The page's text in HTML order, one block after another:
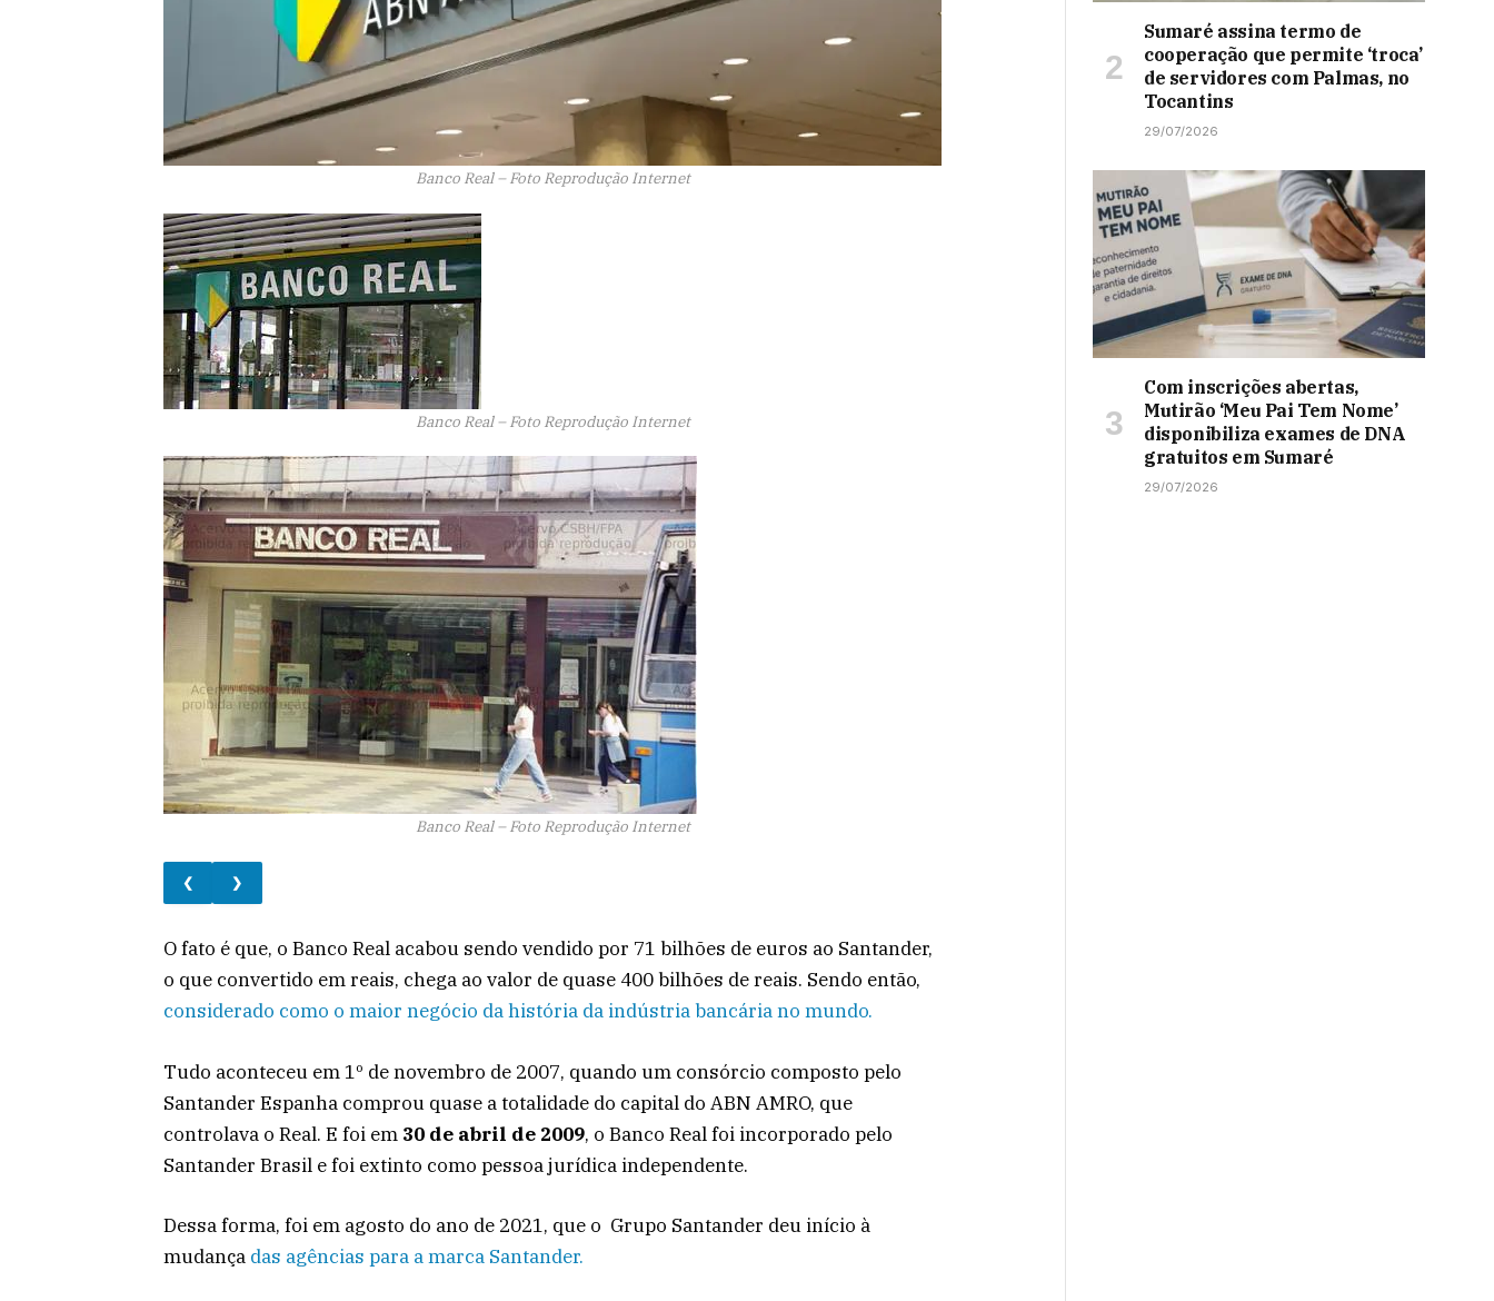
Banco Real – Foto Reprodução Internet
Banco Real – Foto Reprodução Internet
Banco Real – Foto Reprodução Internet
❮ ❯
O fato é que, o Banco Real acabou sendo vendido por 71 bilhões de euros ao Santander,
o que convertido em reais, chega ao valor de quase 400 bilhões de reais. Sendo então,
considerado como o maior negócio da história da indústria bancária no mundo.
Tudo aconteceu em 1º de novembro de 2007, quando um consórcio composto pelo
Santander Espanha comprou quase a totalidade do capital do ABN AMRO, que
controlava o Real. E foi em 30 de abril de 2009, o Banco Real foi incorporado pelo
Santander Brasil e foi extinto como pessoa jurídica independente.
Dessa forma, foi em agosto do ano de 2021, que o Grupo Santander deu início à
mudança das agências para a marca Santander.
Sumaré assina termo de
cooperação que permite ‘troca’
de servidores com Palmas, no
Tocantins
29/07/2026
Com inscrições abertas,
Mutirão ‘Meu Pai Tem Nome’
disponibiliza exames de DNA
gratuitos em Sumaré
29/07/2026